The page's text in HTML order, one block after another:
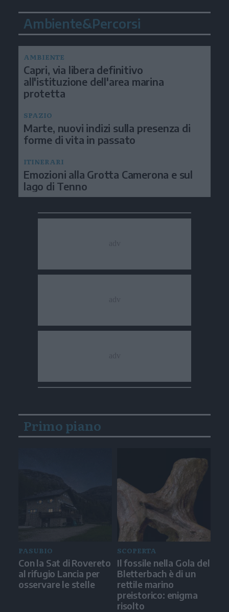
Ambiente&Percorsi
AMBIENTE
Capri, via libera definitivo
all'istituzione dell'area marina
protetta
SPAZIO
Marte, nuovi indizi sulla presenza di
forme di vita in passato
ITINERARI
Emozioni alla Grotta Camerona e sul
lago di Tenno
Primo piano
PASUBIO
Con la Sat di Rovereto
al rifugio Lancia per
osservare le stelle
SCOPERTA
Il fossile nella Gola del
Bletterbach è di un
rettile marino
preistorico: enigma
risolto